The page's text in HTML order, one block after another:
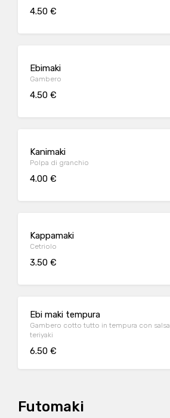
4.50 €
Ebimaki
Gambero
4.50 €
Kanimaki
Polpa di granchio
4.00 €
Kappamaki
Cetriolo
3.50 €
Ebi maki tempura
Gambero cotto tutto in tempura con salsa
teriyaki
6.50 €
Futomaki